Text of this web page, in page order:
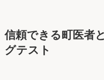
信頼できる町医者
グテスト